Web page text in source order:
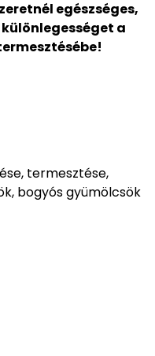
egészséges,
a
termesztése,
bogyós gyümölcsök